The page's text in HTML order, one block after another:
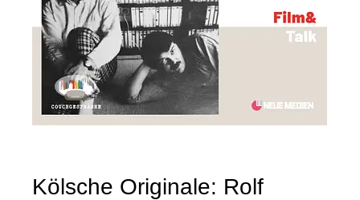
Kölsche Originale: Rolf